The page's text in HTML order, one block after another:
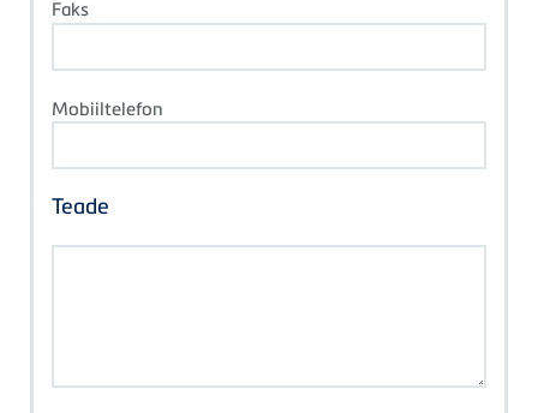
Faks
Mobiiltelefon
Teade